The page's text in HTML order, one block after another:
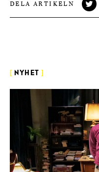
DELA ARTIKELN
NYHET